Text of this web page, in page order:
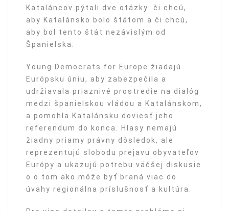
Kataláncov pýtali dve otázky: či chcú,
aby Katalánsko bolo štátom a či chcú,
aby bol tento štát nezávislým od
Španielska.
Young Democrats for Europe žiadajú
Európsku úniu, aby zabezpečila a
udržiavala priaznivé prostredie na dialóg
medzi španielskou vládou a Katalánskom,
a pomohla Katalánsku doviesť jeho
referendum do konca. Hlasy nemajú
žiadny priamy právny dôsledok, ale
reprezentujú slobodu prejavu obyvateľov
Európy a ukazujú potrebu väčšej diskusie
o o tom ako môže byť braná viac do
úvahy regionálna príslušnosť a kultúra.